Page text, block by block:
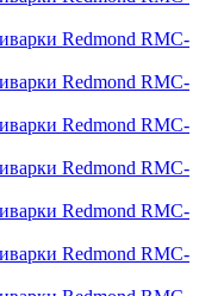
Redmond RMC-
Redmond RMC-
Redmond RMC-
Redmond RMC-
Redmond RMC-
Redmond RMC-